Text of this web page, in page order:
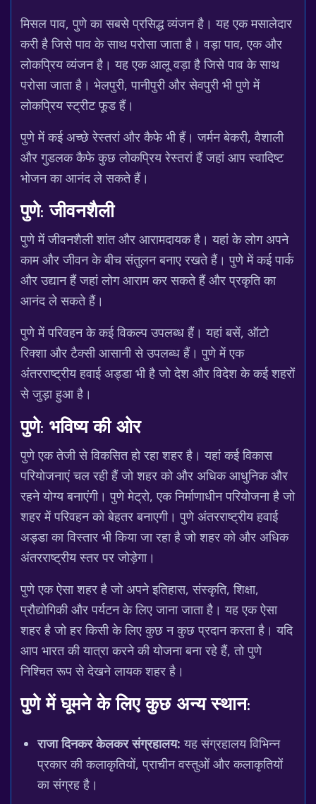
मिसल पाव, पुणे का सबसे प्रसिद्ध व्यंजन है। यह एक मसालेदार
करी है जिसे पाव के साथ परोसा जाता है। वड़ा पाव, एक और
लोकप्रिय व्यंजन है। यह एक आलू वड़ा है जिसे पाव के साथ
परोसा जाता है। भेलपुरी, पानीपुरी और सेवपुरी भी पुणे में
लोकप्रिय स्ट्रीट फूड हैं।
पुणे में कई अच्छे रेस्तरां और कैफे भी हैं। जर्मन बेकरी, वैशाली
और गुडलक कैफे कुछ लोकप्रिय रेस्तरां हैं जहां आप स्वादिष्ट
भोजन का आनंद ले सकते हैं।
पुणे: जीवनशैली
पुणे में जीवनशैली शांत और आरामदायक है। यहां के लोग अपने
काम और जीवन के बीच संतुलन बनाए रखते हैं। पुणे में कई पार्क
और उद्यान हैं जहां लोग आराम कर सकते हैं और प्रकृति का
आनंद ले सकते हैं।
पुणे में परिवहन के कई विकल्प उपलब्ध हैं। यहां बसें, ऑटो
रिक्शा और टैक्सी आसानी से उपलब्ध हैं। पुणे में एक
अंतरराष्ट्रीय हवाई अड्डा भी है जो देश और विदेश के कई शहरों
से जुड़ा हुआ है।
पुणे: भविष्य की ओर
पुणे एक तेजी से विकसित हो रहा शहर है। यहां कई विकास
परियोजनाएं चल रही हैं जो शहर को और अधिक आधुनिक और
रहने योग्य बनाएंगी। पुणे मेट्रो, एक निर्माणाधीन परियोजना है जो
शहर में परिवहन को बेहतर बनाएगी। पुणे अंतरराष्ट्रीय हवाई
अड्डा का विस्तार भी किया जा रहा है जो शहर को और अधिक
अंतरराष्ट्रीय स्तर पर जोड़ेगा।
पुणे एक ऐसा शहर है जो अपने इतिहास, संस्कृति, शिक्षा,
प्रौद्योगिकी और पर्यटन के लिए जाना जाता है। यह एक ऐसा
शहर है जो हर किसी के लिए कुछ न कुछ प्रदान करता है। यदि
आप भारत की यात्रा करने की योजना बना रहे हैं, तो पुणे
निश्चित रूप से देखने लायक शहर है।
पुणे में घूमने के लिए कुछ अन्य स्थान:
राजा दिनकर केलकर संग्रहालय: यह संग्रहालय विभिन्न
प्रकार की कलाकृतियों, प्राचीन वस्तुओं और कलाकृतियों
का संग्रह है।